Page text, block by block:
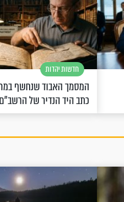
חדשות יהדות
המסמך האבוד שנחשף
כתב היד הנדיר של